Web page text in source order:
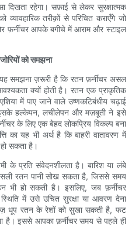
रहेगा। सफ़ाई से लेकर सुरक्षात्मक
तरीक़ों से परिचित कराएँगे जो
फ़र्नीचर आपके बगीचे में आराम और स्टाइल
को समझना
समझना ज़रूरी है कि रतन फ़र्नीचर असल
क्यों होती है। रतन एक प्राकृतिक
में पाए जाने वाले उष्णकटिबंधीय चढ़ाई
इसके हल्केपन, लचीलेपन और मज़बूती ने इसे
के लिए एक बेहद लोकप्रिय विकल्प बना
का यह भी अर्थ है कि बाहरी वातावरण में
सकता है।
के प्रति संवेदनशीलता है। बारिश या लंबे
रतन पानी सोख सकता है, जिससे समय
हो सकती है। इसलिए, जब फ़र्नीचर
में उसे उचित सुरक्षा या आवरण देना
धूप रतन के रेशों को सुखा सकती है, फट
है। इससे आपका फ़र्नीचर समय से पहले ही